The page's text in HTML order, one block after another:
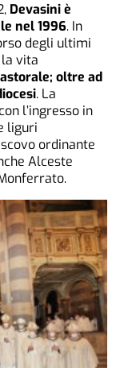
Devasini è
nel 1996. In
degli ultimi
vita
oltre ad
. La
l’ingresso in
liguri
ordinante
Alceste